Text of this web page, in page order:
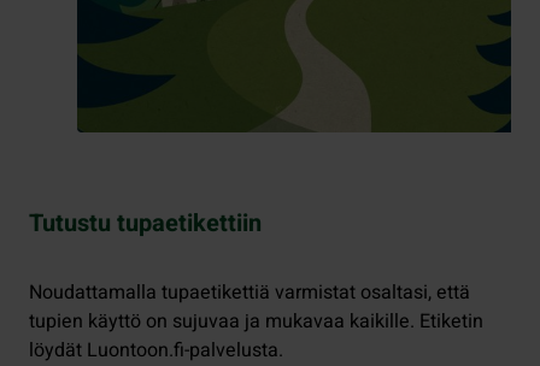
Tutustu tupaetikettiin
Noudattamalla tupaetikettiä varmistat osaltasi, että
tupien käyttö on sujuvaa ja mukavaa kaikille. Etiketin
löydät Luontoon.fi-palvelusta.